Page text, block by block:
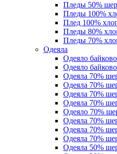
Пледы 50%
Пледы 100%
Плед 100%
Пледы 80%
Пледы 70%
Одеяла
Одеяло
Одеяло
Одеяла 70%
Одеяла 70%
Одеяла 70%
Одеяла 70%
Одеяло 70%
Одеяла 70%
Одеяла 70%
Одеяла 70%
Одеяла 50%